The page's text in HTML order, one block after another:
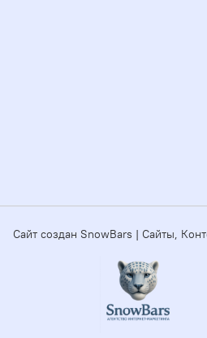
Сайт создан SnowBars | Сайты,